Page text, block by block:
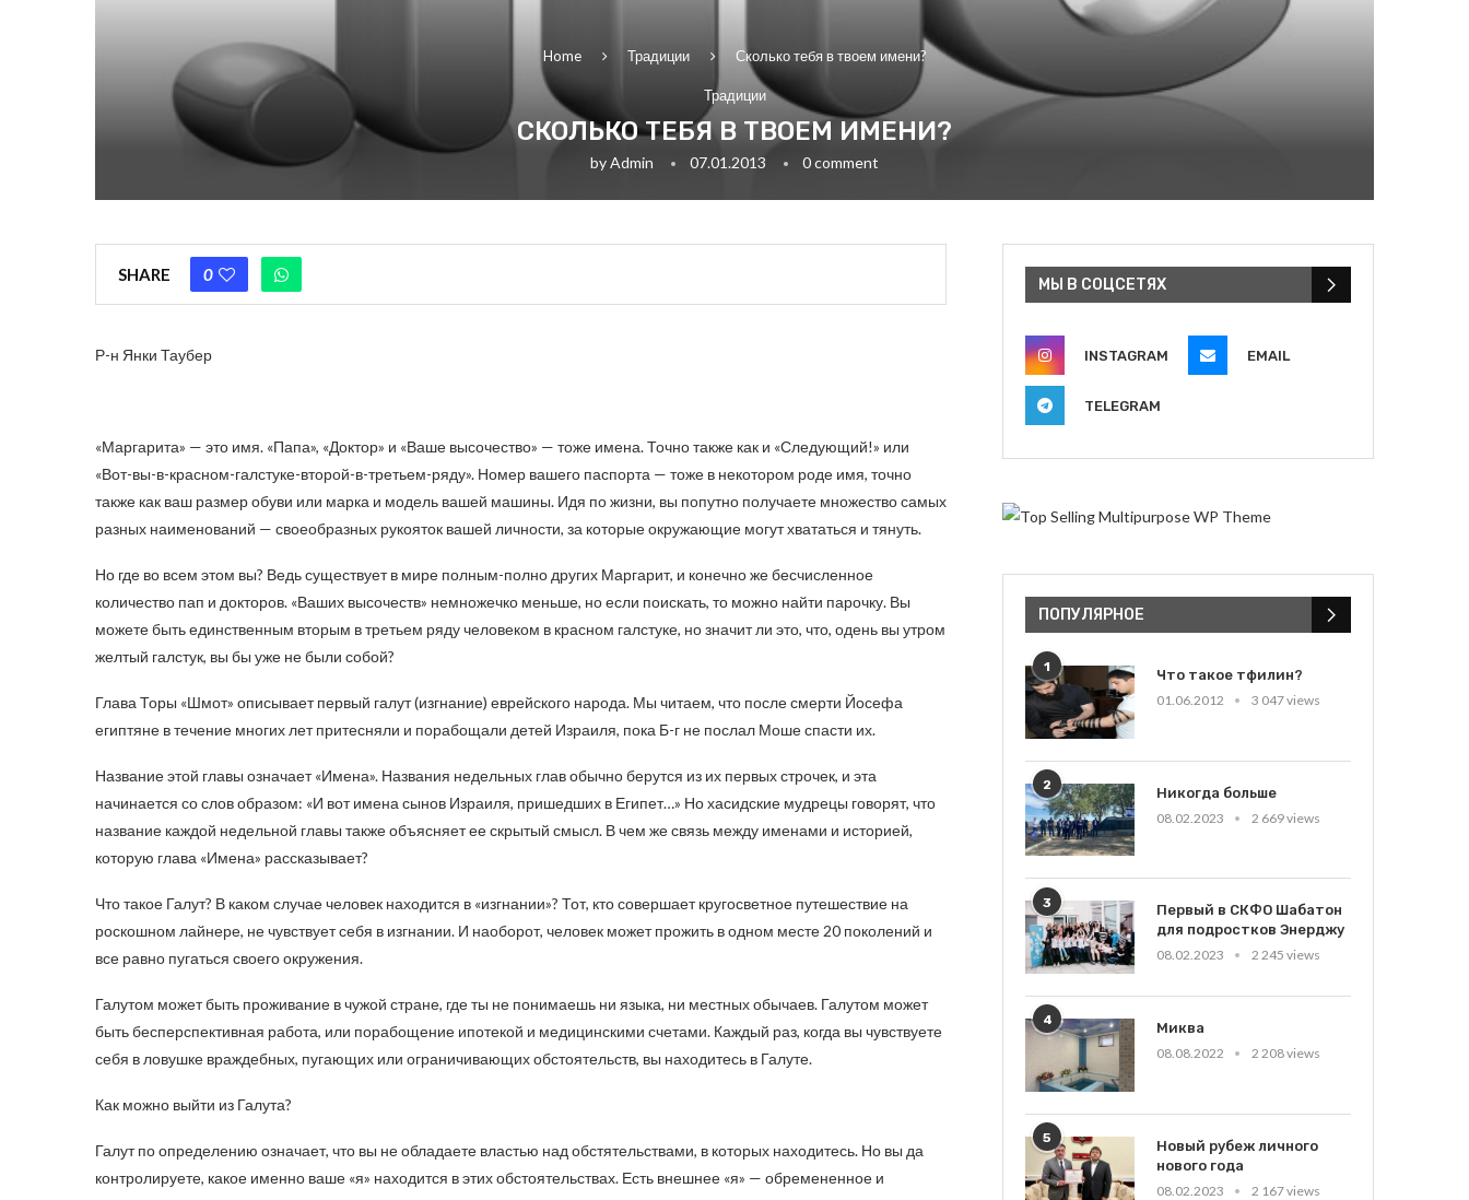
Home Традиции Сколько тебя в твоем имени?
Традиции
СКОЛЬКО ТЕБЯ В ТВОЕМ ИМЕНИ?
byAdmin 07.01.2013 0 comment
SHARE 0
Р-н Янки Таубер
«Маргарита» — это имя. «Папа», «Доктор» и «Ваше высочество» — тоже имена. Точно также как и «Следующий!» или
«Вот-вы-в-красном-галстуке-второй-в-третьем-ряду». Номер вашего паспорта — тоже в некотором роде имя, точно
также как ваш размер обуви или марка и модель вашей машины. Идя по жизни, вы попутно получаете множество самых
разных наименований — своеобразных рукояток вашей личности, за которые окружающие могут хвататься и тянуть.
Но где во всем этом вы? Ведь существует в мире полным-полно других Маргарит, и конечно же бесчисленное
количество пап и докторов. «Ваших высочеств» немножечко меньше, но если поискать, то можно найти парочку. Вы
можете быть единственным вторым в третьем ряду человеком в красном галстуке, но значит ли это, что, одень вы утром
желтый галстук, вы бы уже не были собой?
Глава Торы «Шмот» описывает первый галут (изгнание) еврейского народа. Мы читаем, что после смерти Йосефа
египтяне в течение многих лет притесняли и порабощали детей Израиля, пока Б-г не послал Моше спасти их.
Название этой главы означает «Имена». Названия недельных глав обычно берутся из их первых строчек, и эта
начинается со слов образом: «И вот имена сынов Израиля, пришедших в Египет…» Но хасидские мудрецы говорят, что
название каждой недельной главы также объясняет ее скрытый смысл. В чем же связь между именами и историей,
которую глава «Имена» рассказывает?
Что такое Галут? В каком случае человек находится в «изгнании»? Тот, кто совершает кругосветное путешествие на
роскошном лайнере, не чувствует себя в изгнании. И наоборот, человек может прожить в одном месте 20 поколений и
все равно пугаться своего окружения.
Галутом может быть проживание в чужой стране, где ты не понимаешь ни языка, ни местных обычаев. Галутом может
быть бесперспективная работа, или порабощение ипотекой и медицинскими счетами. Каждый раз, когда вы чувствуете
себя в ловушке враждебных, пугающих или ограничивающих обстоятельств, вы находитесь в Галуте.
Как можно выйти из Галута?
Галут по определению означает, что вы не обладаете властью над обстятельствами, в которых находитесь. Но вы да
контролируете, какое именно ваше «я» находится в этих обстоятельствах. Есть внешнее «я» — обремененное и
МЫ В СОЦСЕТЯХ
INSTAGRAM EMAIL
TELEGRAM
ПОПУЛЯРНОЕ
1
Что такое тфилин?
01.06.2012
3 047 views
2
Никогда больше
08.02.2023
2 669 views
3
Первый в СКФО Шабатон
для подростков Энерджу
08.02.2023
2 245 views
4
Миква
08.08.2022
2 208 views
5
Новый рубеж личного
нового года
08.02.2023
2 167 views